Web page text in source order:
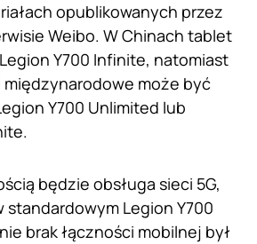
opublikowanych przez
Weibo. W Chinach tablet
Y700 Infinite, natomiast
międzynarodowe może być
Y700 Unlimited lub
będzie obsługa sieci 5G,
standardowym Legion Y700
brak łączności mobilnej był